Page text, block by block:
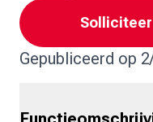
Gepubliceerd op